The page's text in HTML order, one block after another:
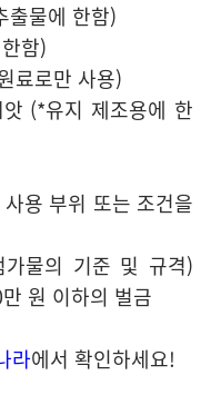
출물에 한함)
함)
료로만 사용)
앗 (*유지 제조용에 한
용 부위 또는 조건을
가물의 기준 및 규격)
원 이하의 벌금
라에서 확인하세요!